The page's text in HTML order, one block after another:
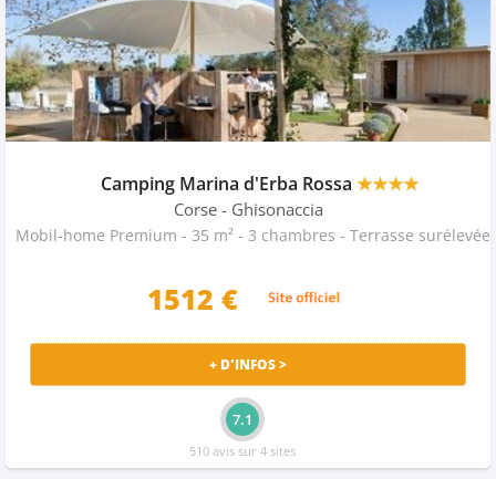
Camping Marina d'Erba Rossa ★★★★
Corse - Ghisonaccia
1512 €
+ D'INFOS >
7.1
510 avis sur 4 sites